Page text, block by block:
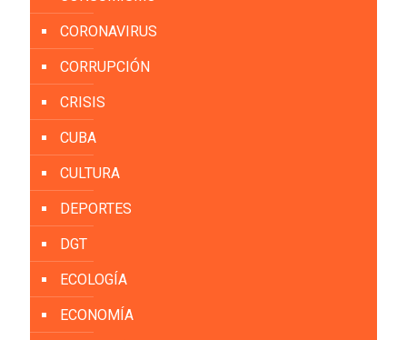
CORONAVIRUS
CORRUPCIÓN
CRISIS
CUBA
CULTURA
DEPORTES
DGT
ECOLOGÍA
ECONOMÍA